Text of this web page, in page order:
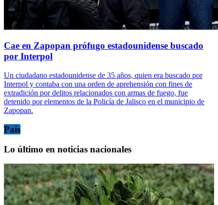
Cae en Zapopan prófugo estadounidense buscado
por Interpol
Un ciudadano estadounidense de 35 años, quien era buscado por
Interpol y contaba con una orden de aprehensión con fines de
extradición por delitos relacionados con armas de fuego, fue
detenido por elementos de la Policía de Jalisco en el municipio de
Zapopan.
País
Lo último en noticias nacionales